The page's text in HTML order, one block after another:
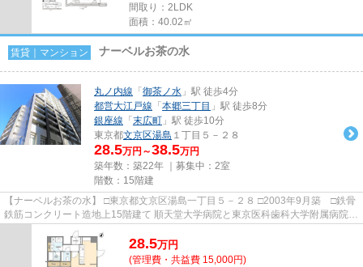
間取り：2LDK
面積：40.02㎡
賃貸｜マンション ナーベルお茶の水
丸ノ内線 「 御茶ノ水 」駅 徒歩4分
都営大江戸線 「 本郷三丁目 」駅 徒歩8分
銀座線 「 末広町 」駅 徒歩10分
東京都文京区湯島 １丁目５－２８
28.5万円～38.5万円
築年数：築22年 ｜募集中： 2室
階数：15階建
【ナーベルお茶の水】 □東京都文京区湯島一丁目５－２８ □2003年9月築 □鉄骨
鉄筋コンクリート造地上15階建て 順天堂大学病院と東京医科歯科大学附属病院の
あいだのサッカー通り沿...
28.5万円
(管理費・共益費 15,000円)